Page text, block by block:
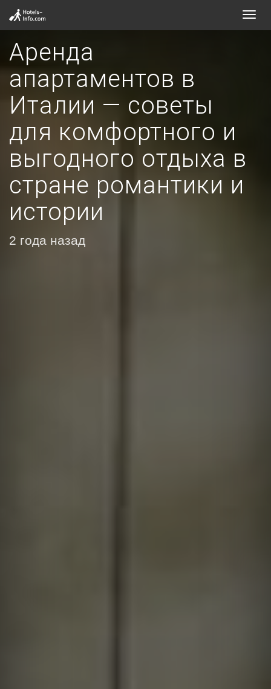
Аренда
апартаментов в
Италии — советы
для комфортного и
выгодного отдыха в
стране романтики и
истории
2 года назад